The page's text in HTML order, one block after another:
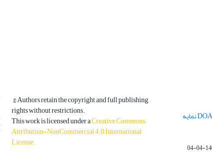
مجله فیزیک زمین و فضا در پایگاه بین المللی DOAJ نمایه
© Authors retain the copyright and full publishing
rights without restrictions.
This work is licensed under aCreative Commons
Attribution-NonCommercial 4.0 International
License.